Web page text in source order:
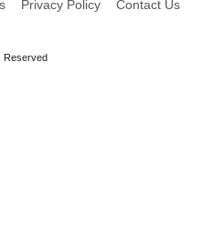
Privacy Policy Contact Us
Reserved